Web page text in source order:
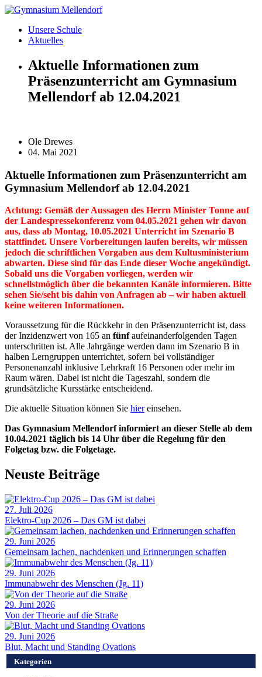
Zum
wechselnUnsere Schule
Aktuelles
Aktuelle Informationen zum
Präsenzunterricht am Gymnasium
Mellendorf ab 12.04.2021
Ole Drewes
04. Mai 2021
Aktuelle Informationen zum Präsenzunterricht am
Gymnasium Mellendorf ab 12.04.2021
Achtung: Gemäß der Aussagen des Herrn Minister Tonne auf
der Landespressekonferenz vom 04.05.2021 gehen wir davon
aus, dass ab Montag, 10.05.2021 Unterricht im Szenario B
stattfindet. Unsere Vorbereitungen laufen bereits, wir müssen
jedoch die schriftlichen Vorgaben aus dem Kultusministerium
abwarten. Diese sind für das Ende dieser Woche angekündigt.
Sobald uns die Vorgaben vorliegen, werden wir
schnellstmöglich über die bekannten Kanäle informieren. Bitte
sehen Sie/seht bis dahin von Anfragen ab – wir haben aktuell
keine weiteren Informationen.
Voraussetzung für die Rückkehr in den Präsenzunterricht ist, dass
der Inzidenzwert von 165 an fünfaufeinanderfolgenden Tagen
unterschritten ist. Alle Jahrgänge werden dann im Szenario B in
halben Lerngruppen unterrichtet, sofern bei vollständiger
Personenanzahl inklusive Lehrkraft 16 Personen oder mehr im
Raum wären. Dabei ist nicht die Tageszahl, sondern die
grundsätzliche Kursstärke entscheidend.
Die aktuelle Situation können Sie hiereinsehen.
Das Gymnasium Mellendorf informiert an dieser Stelle ab dem
10.04.2021 täglich bis 14 Uhr über die Regelung für den
Folgetag bzw. die Folgetage.
Neuste Beiträge
27. Juli 2026
Elektro-Cup 2026 – Das GM ist dabei
29. Juni 2026
Gemeinsam lachen, nachdenken und Erinnerungen schaffen
29. Juni 2026
Immunabwehr des Menschen (Jg. 11)
29. Juni 2026
Von der Theorie auf die Straße
29. Juni 2026
Blut, Macht und Standing Ovations
Kategorien